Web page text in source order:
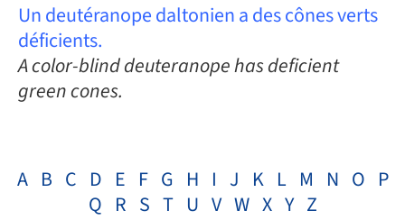
Un deutéranope daltonien a des cônes verts
déficients.
A color-blind deuteranope has deficient
green cones.
A B C D E F G H I J K L M N O P
Q R S T U V W X Y Z